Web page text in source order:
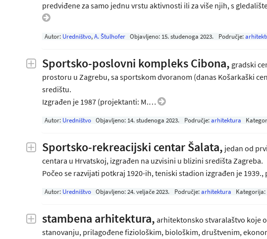
predviđene za samo jednu vrstu aktivnosti ili za više njih, s
Autor: Uredništvo, A. Štulhofer Objavljeno: 15. studenoga 2023. Područje:
Sportsko-poslovni kompleks Cibona, gradski
prostoru u Zagrebu, sa sportskom dvoranom (danas Košarkaški
središtu.
Izgrađen je 1987 (projektanti: M.…
Autor: Uredništvo Objavljeno: 14. studenoga 2023. Područje: arhitektura
Sportsko-rekreacijski centar Šalata, jedan od
centara u Hrvatskoj, izgrađen na uzvisini u blizini središta Zagreba.
Počeo se razvijati potkraj 1920-ih, teniski stadion izgrađen je
Autor: Uredništvo Objavljeno:24. veljače 2023. Područje: arhitektura Kategorija:
stambena arhitektura, arhitektonsko stvaralaštvo koje
stanovanju, prilagođene fiziološkim, biološkim, društvenim,